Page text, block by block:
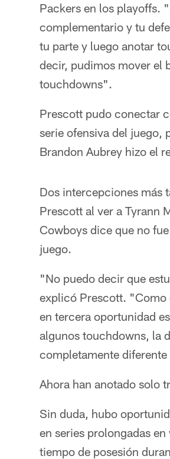
Packers en los playoffs.
complementario y tu
tu parte y luego anotar
decir, pudimos mover el
touchdowns".
Prescott pudo conectar
serie ofensiva del juego,
Brandon Aubrey hizo el
Dos intercepciones más
Prescott al ver a Tyrann
Cowboys dice que no
juego.
"No puedo decir que
explicó Prescott. "Como
en tercera oportunidad
algunos touchdowns, la
completamente
Ahora han anotado solo
Sin duda, hubo
en series prolongadas
tiempo de posesión